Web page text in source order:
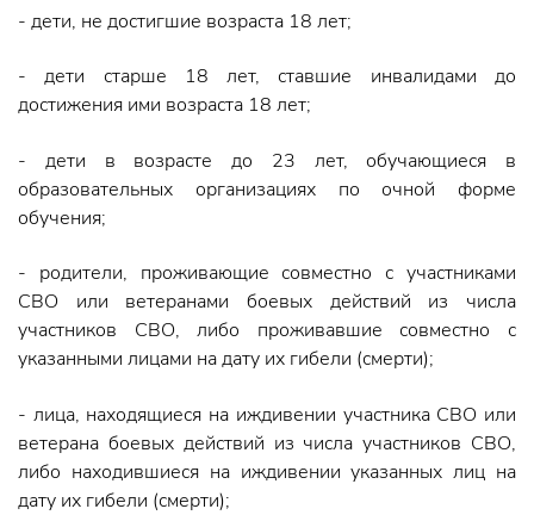
- дети, не достигшие возраста 18 лет;
- дети старше 18 лет, ставшие инвалидами до
достижения ими возраста 18 лет;
- дети в возрасте до 23 лет, обучающиеся в
образовательных организациях по очной форме
обучения;
- родители, проживающие совместно с участниками
СВО или ветеранами боевых действий из числа
участников СВО, либо проживавшие совместно с
указанными лицами на дату их гибели (смерти);
- лица, находящиеся на иждивении участника СВО или
ветерана боевых действий из числа участников СВО,
либо находившиеся на иждивении указанных лиц на
дату их гибели (смерти);